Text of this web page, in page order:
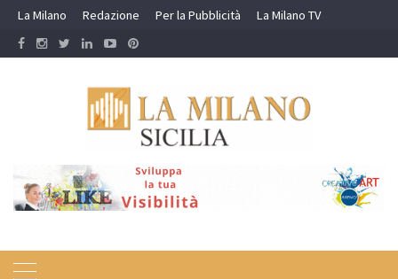
Skip
content
La Milano Redazione Per la Pubblicità La Milano TV